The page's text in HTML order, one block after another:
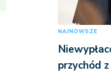
NAJNOWSZE
przychód